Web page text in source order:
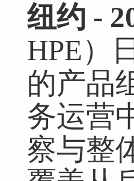
纽约 -
HPE）
的产品
务运营
察与整